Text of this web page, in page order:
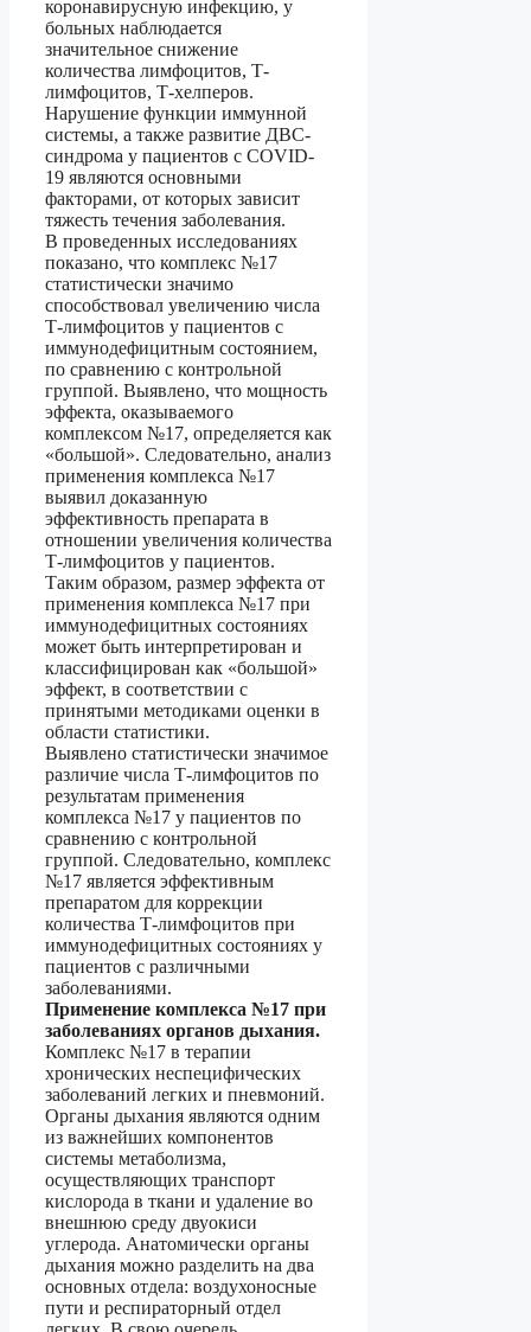
коронавирусную инфекцию, у
больных наблюдается
значительное снижение
количества лимфоцитов, Т-
лимфоцитов, Т-хелперов.
Нарушение функции иммунной
системы, а также развитие ДВС-
синдрома у пациентов с COVID-
19 являются основными
факторами, от которых зависит
тяжесть течения заболевания.
В проведенных исследованиях
показано, что комплекс №17
статистически значимо
способствовал увеличению числа
Т-лимфоцитов у пациентов с
иммунодефицитным состоянием,
по сравнению с контрольной
группой. Выявлено, что мощность
эффекта, оказываемого
комплексом №17, определяется как
«большой». Следовательно, анализ
применения комплекса №17
выявил доказанную
эффективность препарата в
отношении увеличения количества
Т-лимфоцитов у пациентов.
Таким образом, размер эффекта от
применения комплекса №17 при
иммунодефицитных состояниях
может быть интерпретирован и
классифицирован как «большой»
эффект, в соответствии с
принятыми методиками оценки в
области статистики.
Выявлено статистически значимое
различие числа Т-лимфоцитов по
результатам применения
комплекса №17 у пациентов по
сравнению с контрольной
группой. Следовательно, комплекс
№17 является эффективным
препаратом для коррекции
количества Т-лимфоцитов при
иммунодефицитных состояниях у
пациентов с различными
заболеваниями.
Применение комплекса №17 при
заболеваниях органов дыхания.
Комплекс №17 в терапии
хронических неспецифических
заболеваний легких и пневмоний.
Органы дыхания являются одним
из важнейших компонентов
системы метаболизма,
осуществляющих транспорт
кислорода в ткани и удаление во
внешнюю среду двуокиси
углерода. Анатомически органы
дыхания можно разделить на два
основных отдела: воздухоносные
пути и респираторный отдел